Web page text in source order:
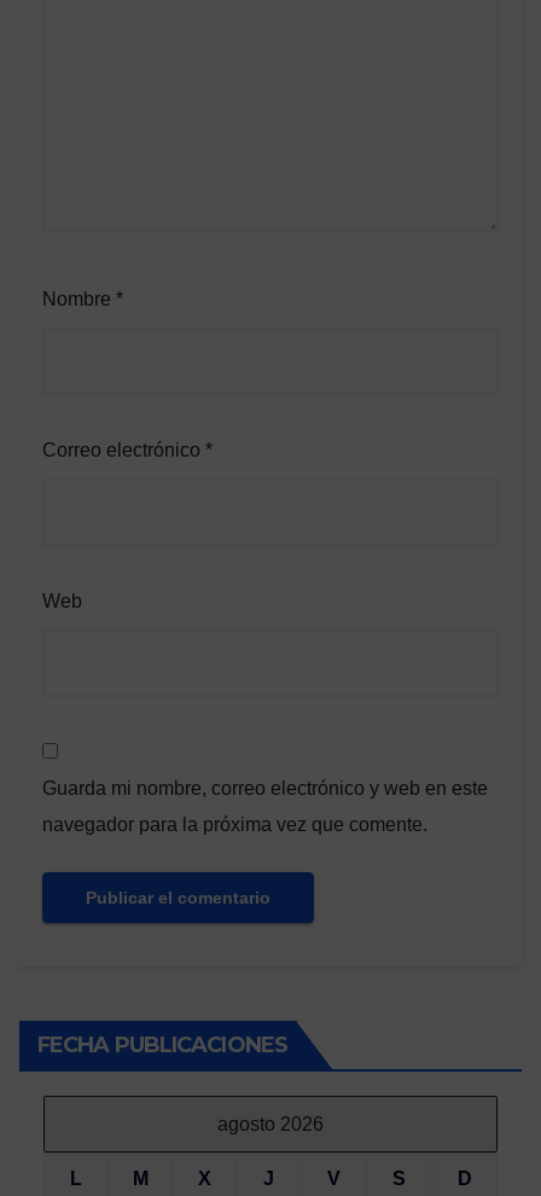
Nombre *
Correo electrónico *
Web
Guarda mi nombre, correo electrónico y web en este
navegador para la próxima vez que comente.
FECHA PUBLICACIONES
agosto 2026
L M X J V S D